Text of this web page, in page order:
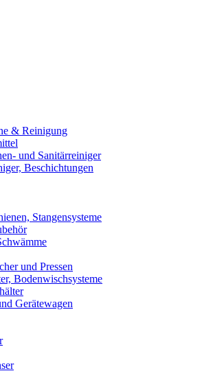
& Reinigung
und Sanitärreiniger
Beschichtungen
Stangensysteme
und Pressen
Bodenwischsysteme
Gerätewagen